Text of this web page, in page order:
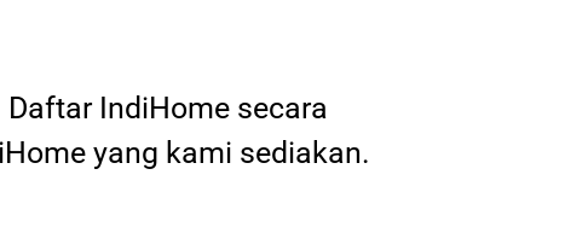
Daftar IndiHome secara
yang kami sediakan.